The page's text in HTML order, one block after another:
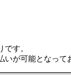
す。
が可能となって